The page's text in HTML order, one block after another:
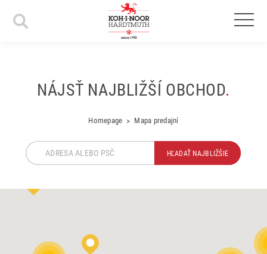
NÁJSŤ NAJBLIŽŠÍ OBCHOD.
Homepage Mapa predajní
HĽADAŤ NAJBLIŽŠIE